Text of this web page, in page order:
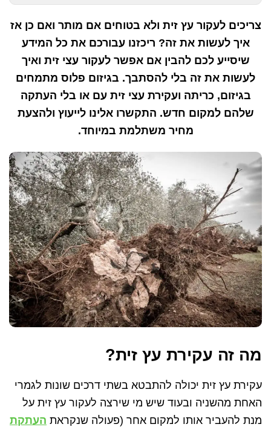
צריכים לעקור עץ זית ולא בטוחים אם מותר ואם כן אז
איך לעשות את זה? ריכזנו עבורכם את כל המידע
שיסייע לכם להבין אם אפשר לעקור עצי זית ואיך
לעשות את זה בלי להסתבך. בגיזום פלוס מתמחים
בגיזום, כריתה ועקירת עצי זית עם או בלי העתקה
שלהם למקום חדש. התקשרו אלינו לייעוץ ולהצעת
מחיר משתלמת במיוחד.
מה זה עקירת עץ זית?
עקירת עץ זית יכולה להתבטא בשתי דרכים שונות לגמרי
האחת מהשניה ובעוד שיש מי שירצה לעקור עץ זית על
מנת להעביר אותו למקום אחר (פעולה שנקראת העתקת